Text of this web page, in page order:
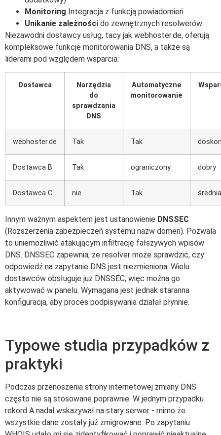
Monitoring Integracja z funkcją powiadomień
Unikanie zależności do zewnętrznych resolwerów
Niezawodni dostawcy usług, tacy jak webhoster.de, oferują
kompleksowe funkcje monitorowania DNS, a także są
liderami pod względem wsparcia:
Dostawca
Narzędzia
do
sprawdzania
DNS
Automatyczne
monitorowanie
webhoster.de Tak Tak
Dostawca B Tak ograniczony dobry
Dostawca C nie Tak średnia
Innym ważnym aspektem jest ustanowienie DNSSEC
(Rozszerzenia zabezpieczeń systemu nazw domen). Pozwala
to uniemożliwić atakującym infiltrację fałszywych wpisów
DNS. DNSSEC zapewnia, że resolver może sprawdzić, czy
odpowiedź na zapytanie DNS jest niezmieniona. Wielu
dostawców obsługuje już DNSSEC, więc można go
aktywować w panelu. Wymagana jest jednak staranna
konfiguracja, aby proces podpisywania działał płynnie.
Typowe studia przypadków z
praktyki
Podczas przenoszenia strony internetowej zmiany DNS
często nie są stosowane poprawnie. W jednym przypadku
rekord A nadal wskazywał na stary serwer - mimo że
wszystkie dane zostały już zmigrowane. Po zapytaniu